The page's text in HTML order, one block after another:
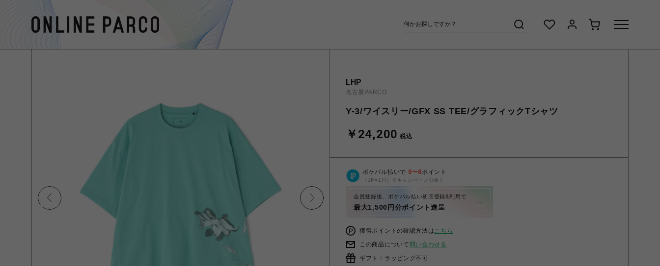
LHP
名古屋PARCO
Y-3/ワイスリー/GFX SS TEE/グラフィックTシャツ
￥24,200 税込
ポケパル払いで 0〜0ポイント
（1P=1円）※キャンペーン分除く
会員登録後、ポケパル払い初回登録&利用で
最大1,500円分ポイント進呈
獲得ポイントの確認方法はこちら
この商品について 問い合わせる
ギフト：ラッピング不可